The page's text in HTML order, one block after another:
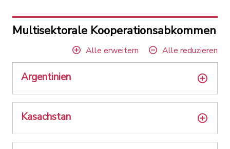
Multisektorale Kooperationsabkommen
Alle erweitern Alle reduzieren
Argentinien
Kasachstan